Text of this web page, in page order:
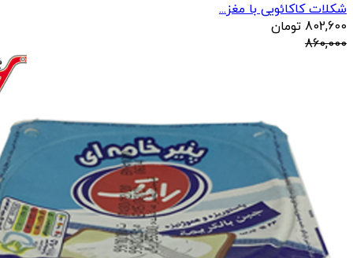
شکلات کاکائویی با مغز...
802,600 تومان
860,000